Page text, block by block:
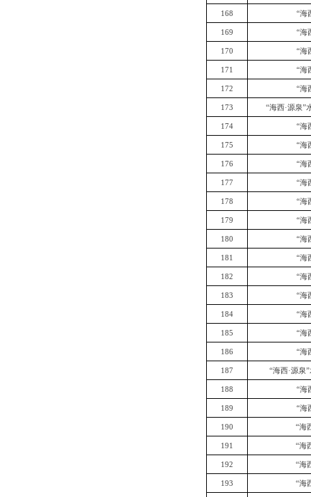
168 “海
169 “海
170 “海
171 “海
172 “海
173 “海西·源泉”
174 “海
175 “海
176 “海
177 “海
178 “海
179 “海
180 “海
181 “海
182 “海
183 “海
184 “海
185 “海
186 “海
187 “海西·源泉
188 “海
189 “海
190 “海
191 “海
192 “海
193 “海